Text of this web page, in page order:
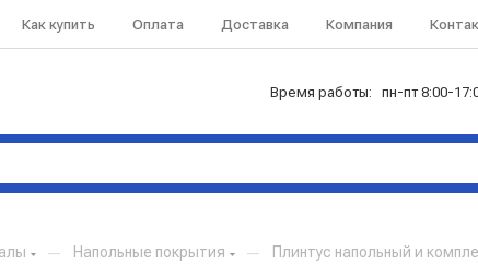
Как купить Оплата Доставка Компания
Время работы: пн-пт 8:00-
— Напольные покрытия — Плинтус напольный и